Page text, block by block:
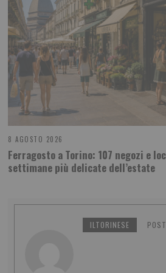
8 AGOSTO 2026
Ferragosto a Torino: 107 negozi e
settimane più delicate dell’estate
ILTORINESE